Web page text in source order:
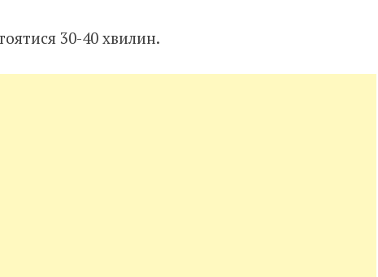
30-40 хвилин.